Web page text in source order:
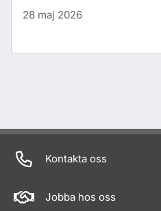
28 maj 2026
Kontakta oss
Jobba hos oss